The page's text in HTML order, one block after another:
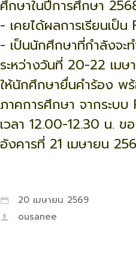
ศึกษาในปีการศึกษา
- เคยได้ผลการเรียนเป็น
- เป็นนักศึกษาที่กำลังจ
ระหว่างวันที่ 20-22 เม
ให้นักศึกษายื่นคำร้อง พ
ภาคการศึกษา จากระบบ
เวลา 12.00-12.30 น.
อังคารที่ 21 เมษายน
20 เมษายน 2569
ousanee